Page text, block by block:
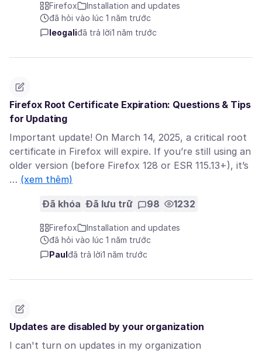
Firefox
Installation and updates
đã hỏi vào lúc 1 năm trước
leogaliđã trả lời1 năm trước
Firefox Root Certificate Expiration: Questions & Tips
for Updating
Important update! On March 14, 2025, a critical root
certificate in Firefox will expire. If you’re still using an
older version (before Firefox 128 or ESR 115.13+), it’s
… (xem thêm)
Đã khóa Đã lưu trữ 98 1232
Firefox
Installation and updates
đã hỏi vào lúc 1 năm trước
Paul đã trả lời1 năm trước
Updates are disabled by your organization
I can't turn on updates in my organization